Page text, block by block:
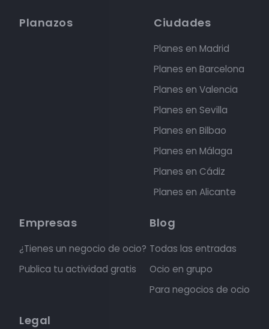
Planazos Ciudades
Planes en Madrid
Planes en Barcelona
Planes en Valencia
Planes en Sevilla
Planes en Bilbao
Planes en Málaga
Planes en Cádiz
Planes en Alicante
Empresas
¿Tienes un negocio de ocio?
Publica tu actividad gratis
Blog
Todas las entradas
Ocio en grupo
Para negocios de ocio
Legal